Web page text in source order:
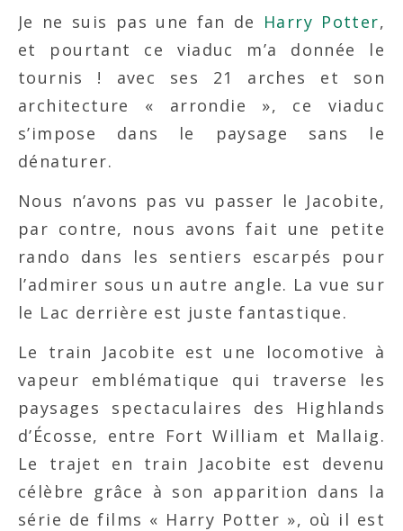
Je ne suis pas une fan de Harry Potter,
et pourtant ce viaduc m’a donnée le
tournis ! avec ses 21 arches et son
architecture « arrondie », ce viaduc
s’impose dans le paysage sans le
dénaturer.
Nous n’avons pas vu passer le Jacobite,
par contre, nous avons fait une petite
rando dans les sentiers escarpés pour
l’admirer sous un autre angle. La vue sur
le Lac derrière est juste fantastique.
Le train Jacobite est une locomotive à
vapeur emblématique qui traverse les
paysages spectaculaires des Highlands
d’Écosse, entre Fort William et Mallaig.
Le trajet en train Jacobite est devenu
célèbre grâce à son apparition dans la
série de films « Harry Potter », où il est